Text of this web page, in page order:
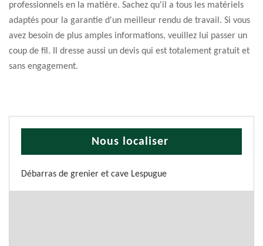
professionnels en la matière. Sachez qu'il a tous les matériels
adaptés pour la garantie d'un meilleur rendu de travail. Si vous
avez besoin de plus amples informations, veuillez lui passer un
coup de fil. Il dresse aussi un devis qui est totalement gratuit et
sans engagement.
Nous localiser
Débarras de grenier et cave Lespugue